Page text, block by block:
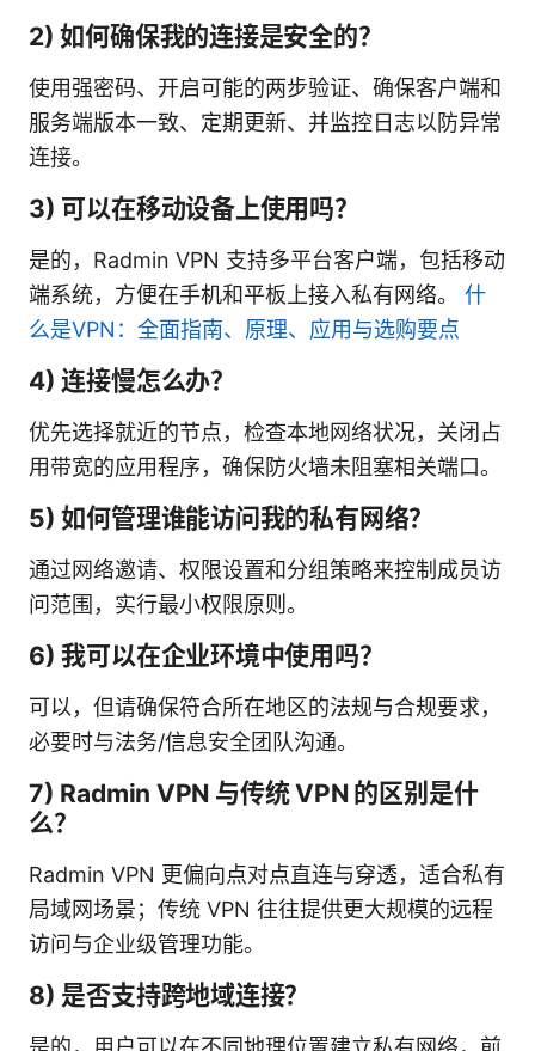
2) 如何确保我的连接是安全的？
使用强密码、开启可能的两步验证、确保客户端和
服务端版本一致、定期更新、并监控日志以防异常
连接。
3) 可以在移动设备上使用吗？
是的，Radmin VPN 支持多平台客户端，包括移动
端系统，方便在手机和平板上接入私有网络。 什
么是VPN：全面指南、原理、应用与选购要点
4) 连接慢怎么办？
优先选择就近的节点，检查本地网络状况，关闭占
用带宽的应用程序，确保防火墙未阻塞相关端口。
5) 如何管理谁能访问我的私有网络？
通过网络邀请、权限设置和分组策略来控制成员访
问范围，实行最小权限原则。
6) 我可以在企业环境中使用吗？
可以，但请确保符合所在地区的法规与合规要求，
必要时与法务/信息安全团队沟通。
7) Radmin VPN 与传统 VPN 的区别是什
么？
Radmin VPN 更偏向点对点直连与穿透，适合私有
局域网场景；传统 VPN 往往提供更大规模的远程
访问与企业级管理功能。
8) 是否支持跨地域连接？